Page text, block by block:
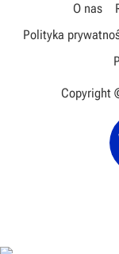
O nas
Polityka
Copyright